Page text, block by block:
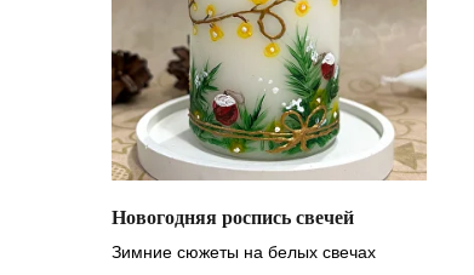
Новогодняя роспись свечей
Зимние сюжеты на белых свечах